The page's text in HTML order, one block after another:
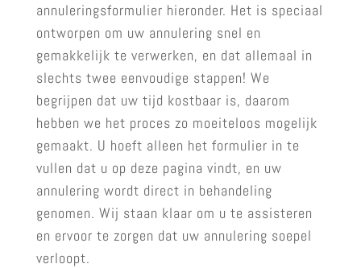
annuleringsformulier hieronder. Het is speciaal
ontworpen om uw annulering snel en
gemakkelijk te verwerken, en dat allemaal in
slechts twee eenvoudige stappen! We
begrijpen dat uw tijd kostbaar is, daarom
hebben we het proces zo moeiteloos mogelijk
gemaakt. U hoeft alleen het formulier in te
vullen dat u op deze pagina vindt, en uw
annulering wordt direct in behandeling
genomen. Wij staan klaar om u te assisteren
en ervoor te zorgen dat uw annulering soepel
verloopt.